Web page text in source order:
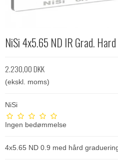
NiSi 4x5.65 ND IR Grad.
2.230,00 DKK
(ekskl. moms)
NiSi
Ingen bedømmelse
4x5.65 ND 0.9 med hård